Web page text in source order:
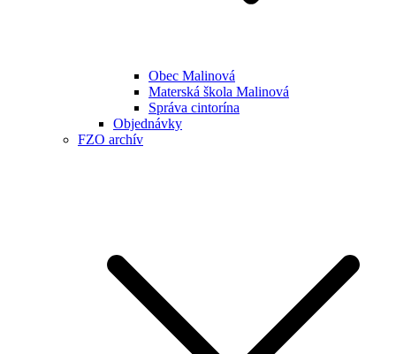
Obec Malinová
Materská škola Malinová
Správa cintorína
Objednávky
FZO archív